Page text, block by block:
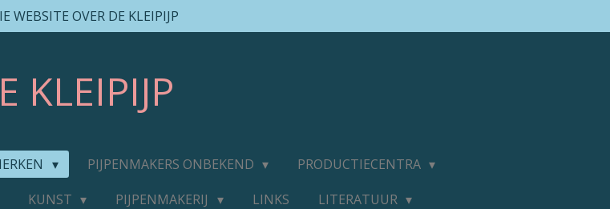
WEBSITE OVER DE KLEIPIJP
KLEIPIJP
PIJPENMAKERS ONBEKEND
PRODUCTIECENTRA
KUNST PIJPENMAKERIJ LINKS
LITERATUUR